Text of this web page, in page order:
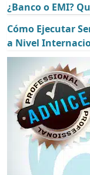
¿Banco o EMI?
Cómo Ejecutar
a Nivel